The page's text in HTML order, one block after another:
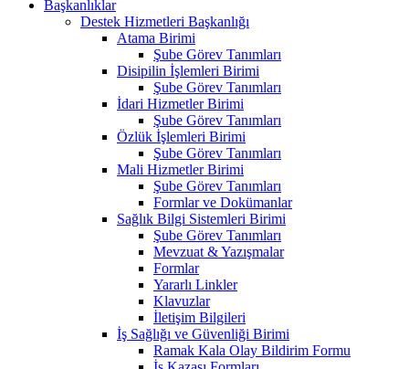
Başkanlıklar
Destek Hizmetleri Başkanlığı
Atama Birimi
Şube Görev Tanımları
Disipilin İşlemleri Birimi
Şube Görev Tanımları
İdari Hizmetler Birimi
Şube Görev Tanımları
Özlük İşlemleri Birimi
Şube Görev Tanımları
Mali Hizmetler Birimi
Şube Görev Tanımları
Formlar ve Dokümanlar
Sağlık Bilgi Sistemleri Birimi
Şube Görev Tanımları
Mevzuat & Yazışmalar
Formlar
Yararlı Linkler
Klavuzlar
İletişim Bilgileri
İş Sağlığı ve Güvenliği Birimi
Ramak Kala Olay Bildirim Formu